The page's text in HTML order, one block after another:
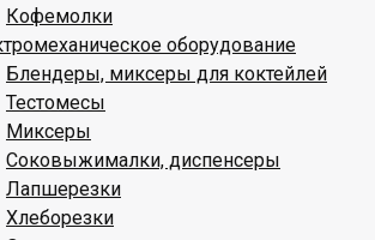
Кофемолки
оборудование
Блендеры, миксеры для коктейлей
Тестомесы
Миксеры
Соковыжималки, диспенсеры
Лапшерезки
Хлеборезки